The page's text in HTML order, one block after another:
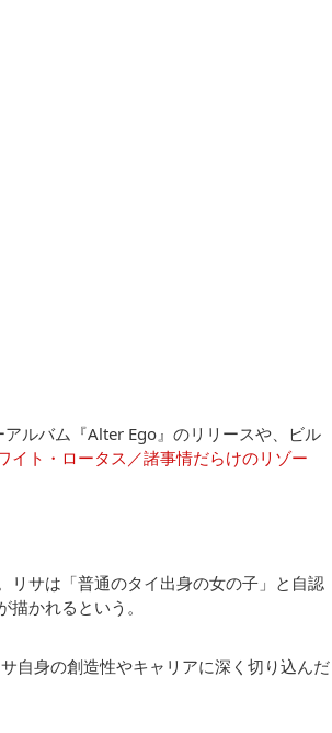
ルバム『Alter Ego』のリリースや、ビル
イト・ロータス／諸事情だらけのリゾー
リサは「普通のタイ出身の女の子」と自認
かれるという。
自身の創造性やキャリアに深く切り込んだ